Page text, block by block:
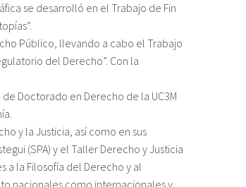
se desarrolló en el Trabajo de Fin
Público, llevando a cabo el Trabajo
del Derecho”. Con la
Doctorado en Derecho de la UC3M
y la Justicia, así como en sus
(SPA) y el Taller Derecho y Justicia
a la Filosofía del Derecho y al